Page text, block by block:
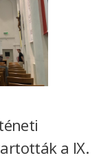
a IX.